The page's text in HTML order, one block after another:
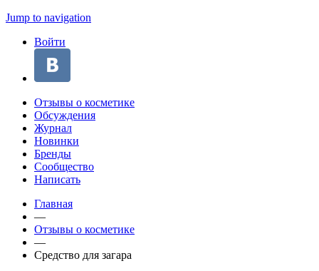
Jump to navigation
Войти
Отзывы о косметике
Обсуждения
Журнал
Новинки
Бренды
Сообщество
Написать
Главная
—
Отзывы о косметике
—
Средство для загара